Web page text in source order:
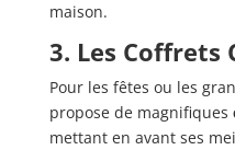
maison.
3. Les Coffrets
Pour les fêtes ou les
propose de magnifiques
mettant en avant ses